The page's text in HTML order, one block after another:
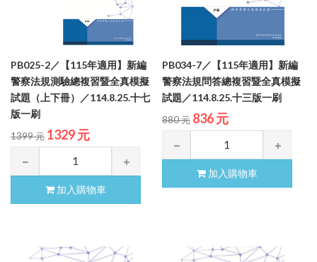
PB025-2／【115年適用】新編
警察法規測驗總複習暨全真模擬
試題（上下冊）／114.8.25.十七
版一刷
1399 元 1329 元
加入購物車
PB034-7／【115年適用】新編
警察法規問答總複習暨全真模擬
試題／114.8.25.十三版一刷
880 元 836 元
加入購物車